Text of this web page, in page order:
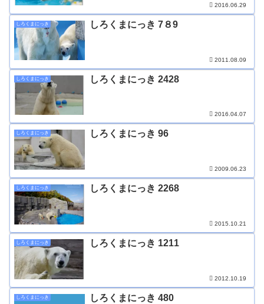
2016.06.29
しろくまにっき しろくまにっき 7８9
2011.08.09
しろくまにっき しろくまにっき 2428
2016.04.07
しろくまにっき しろくまにっき 96
2009.06.23
しろくまにっき しろくまにっき 2268
2015.10.21
しろくまにっき しろくまにっき 1211
2012.10.19
しろくまにっき しろくまにっき 480